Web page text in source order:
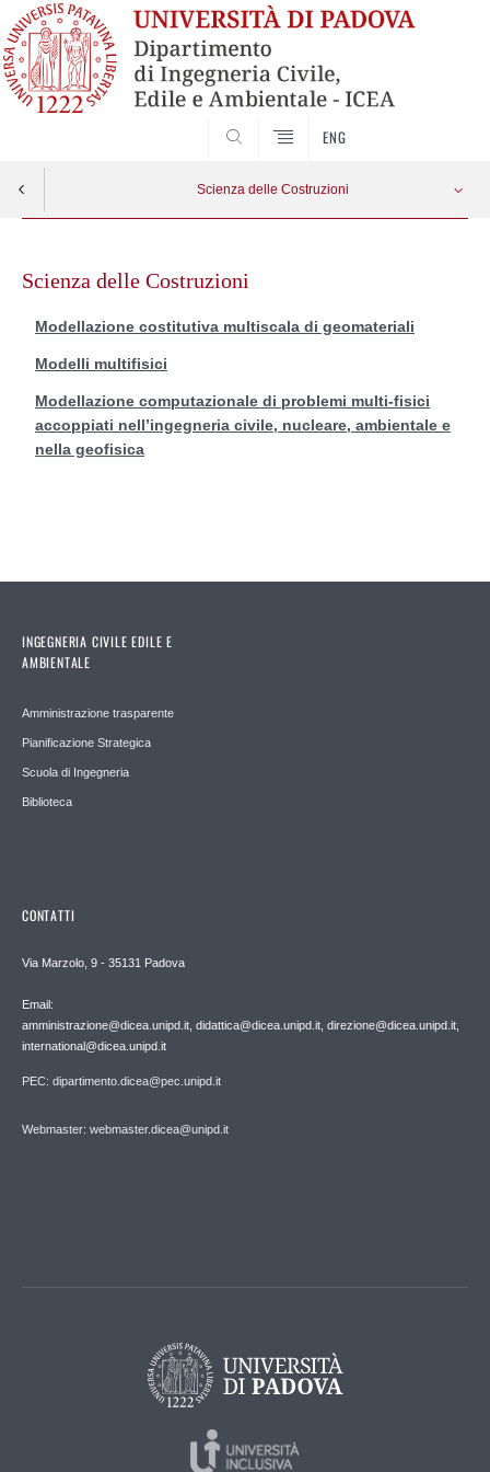
ENG
Scienza delle Costruzioni
Modellazione computazionale di problemi multi-fisici accoppiati
contentScienza delle Costruzioni
Modellazione costitutiva multiscala di geomateriali
Modelli multifisici
Modellazione computazionale di problemi multi-fisici
accoppiati nell’ingegneria civile, nucleare, ambientale e
nella geofisica
INGEGNERIA CIVILE EDILE E
AMBIENTALE
Amministrazione trasparente
Pianificazione Strategica
Scuola di Ingegneria
Biblioteca
CONTATTI
Via Marzolo, 9 - 35131 Padova
Email:
amministrazione@dicea.unipd.it, didattica@dicea.unipd.it, direzione@dicea.unipd.it,
international@dicea.unipd.it
PEC: dipartimento.dicea@pec.unipd.it
Webmaster: webmaster.dicea@unipd.it